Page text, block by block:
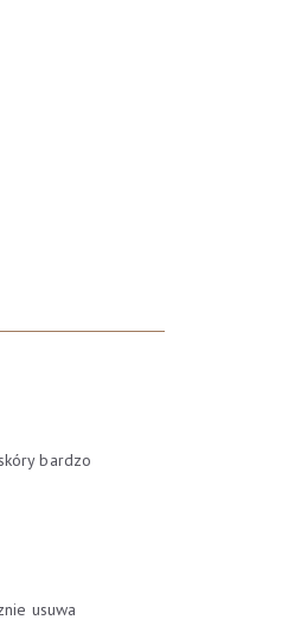
bardzo
usuwa